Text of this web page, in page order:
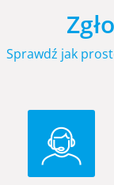
Sprawdź jak